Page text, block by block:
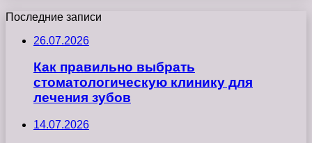
Последние записи
26.07.2026
Как правильно выбрать
стоматологическую клинику для
лечения зубов
14.07.2026